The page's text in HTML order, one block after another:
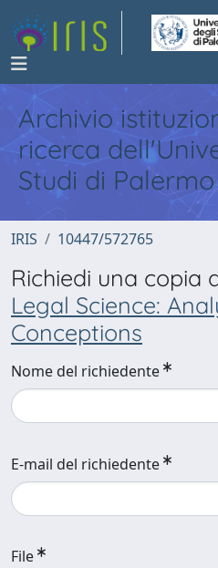
Archivio
ricerca
Studi di Palermo
IRIS 10447/572765
Richiedi una copia
Legal Science:
Conceptions
Nome del richiedente
E-mail del richiedente
File